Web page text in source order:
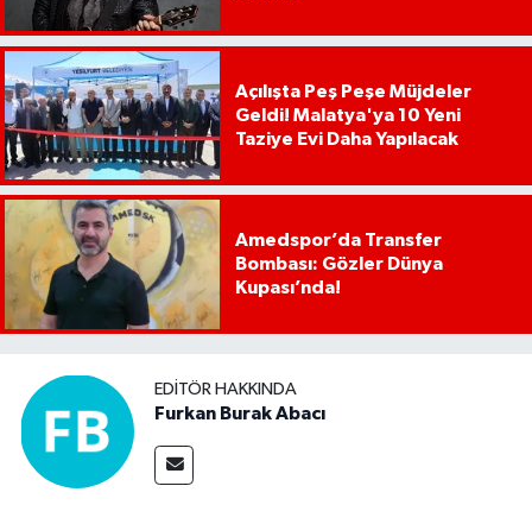
Açılışta Peş Peşe Müjdeler
Geldi! Malatya'ya 10 Yeni
Taziye Evi Daha Yapılacak
Amedspor’da Transfer
Bombası: Gözler Dünya
Kupası’nda!
EDITÖR HAKKINDA
Furkan Burak Abacı